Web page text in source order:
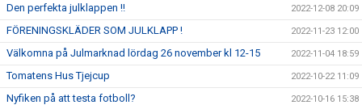
Den perfekta julklappen !! 2022-12-08 20:09
FÖRENINGSKLÄDER SOM JULKLAPP ! 2022-11-23 12:00
Välkomna på Julmarknad lördag 26 november kl 12-15 2022-11-04 18:59
Tomatens Hus Tjejcup 2022-10-22 11:09
Nyfiken på att testa fotboll? 2022-10-16 15:38